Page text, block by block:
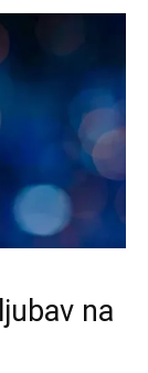
na